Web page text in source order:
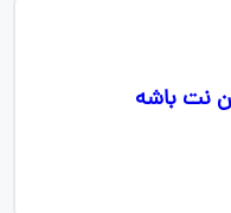
نت باشه